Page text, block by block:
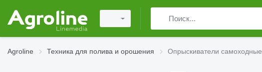
Agroline Техника для полива и орошения Опрыскиватели самоходные